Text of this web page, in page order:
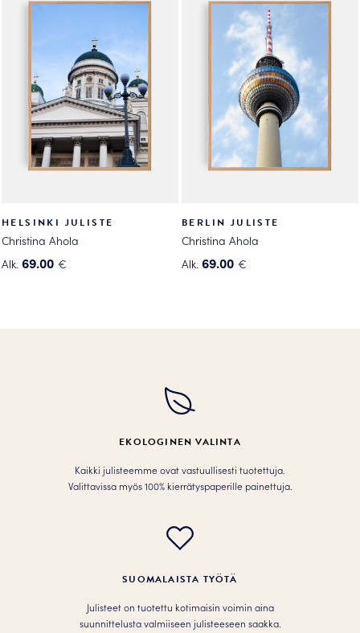
useampi
valinnat
tuotteen
sivulla.
useampi
muunnelma.
tuotteen
sivulla.
HELSINKI JULISTE
Christina Ahola
Alk. 69.00 €
BERLIN JULISTE
Christina Ahola
Alk. 69.00 €
tehdä
valinnat
tuotteen
EKOLOGINEN VALINTA
Kaikki julisteemme ovat vastuullisesti tuotettuja.
Valittavissa myös 100% kierrätyspaperille painettuja.
SUOMALAISTA TYÖTÄ
Julisteet on tuotettu kotimaisin voimin aina
suunnittelusta valmiiseen julisteeseen saakka.